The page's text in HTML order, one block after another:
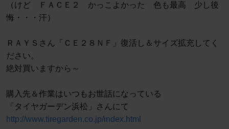
（けど ＦＡＣＥ２ かっこよかった 色も最高 少し後
悔・・・汗）
ＲＡＹＳさん「ＣＥ２８ＮＦ」復活し＆サイズ拡充してく
ださい。
絶対買いますから～
購入先＆作業はいつもお世話になっている
「タイヤガーデン浜松」さんにて
http://www.tiregarden.co.jp/index.html